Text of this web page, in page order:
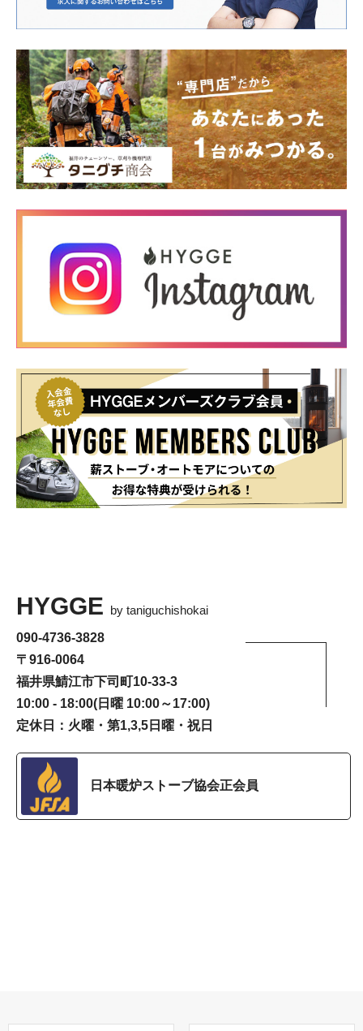
HYGGE by taniguchishokai
090-4736-3828
〒916-0064
福井県鯖江市下司町10-33-3
10:00 - 18:00(日曜 10:00～17:00)
定休日：火曜・第1,3,5日曜・祝日
日本暖炉ストーブ協会正会員